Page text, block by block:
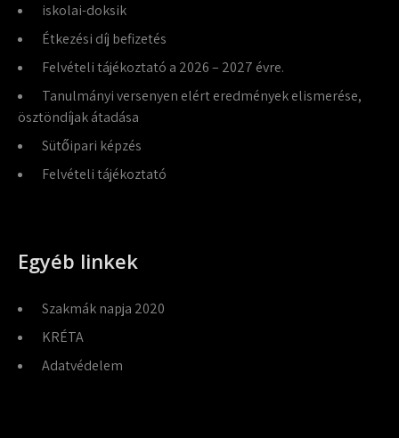
iskolai-doksik
Étkezési díj befizetés
Felvételi tájékoztató a 2026 – 2027 évre.
Tanulmányi versenyen elért eredmények elismerése,
ösztöndíjak átadása
Sütőipari képzés
Felvételi tájékoztató
Egyéb linkek
Szakmák napja 2020
KRÉTA
Adatvédelem